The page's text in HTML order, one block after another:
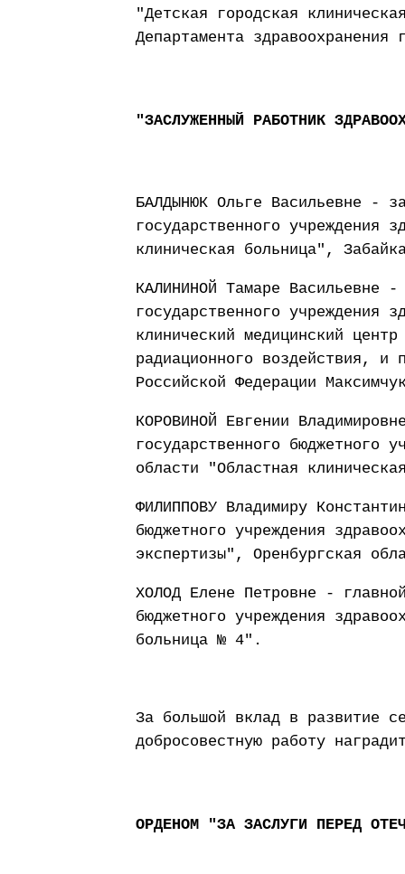
"Детская городская
Департамента здравоохранения
"ЗАСЛУЖЕННЫЙ РАБОТНИК
БАЛДЫНЮК Ольге Васильевне -
государственного учреждения
клиническая больница",
КАЛИНИНОЙ Тамаре Васильевне
государственного учреждения
клинический медицинский
радиационного воздействия, и
Российской Федерации
КОРОВИНОЙ Евгении
государственного бюджетного
области "Областная
ФИЛИППОВУ Владимиру
бюджетного учреждения
экспертизы", Оренбургская
ХОЛОД Елене Петровне -
бюджетного учреждения
больница № 4".
За большой вклад в развитие
добросовестную работу
ОРДЕНОМ "ЗА ЗАСЛУГИ ПЕРЕД